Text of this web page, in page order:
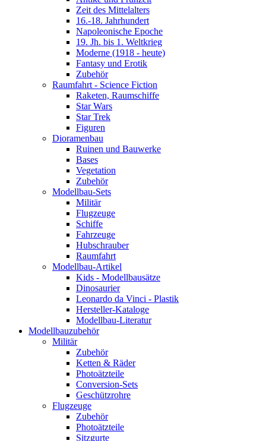
Zeit des Mittelalters
16.-18. Jahrhundert
Napoleonische Epoche
19. Jh. bis 1. Weltkrieg
Moderne (1918 - heute)
Fantasy und Erotik
Zubehör
Raumfahrt - Science Fiction
Raketen, Raumschiffe
Star Wars
Star Trek
Figuren
Dioramenbau
Ruinen und Bauwerke
Bases
Vegetation
Zubehör
Modellbau-Sets
Militär
Flugzeuge
Schiffe
Fahrzeuge
Hubschrauber
Raumfahrt
Modellbau-Artikel
Kids - Modellbausätze
Dinosaurier
Leonardo da Vinci - Plastik
Hersteller-Kataloge
Modellbau-Literatur
Modellbauzubehör
Militär
Zubehör
Ketten & Räder
Photoätzteile
Conversion-Sets
Geschützrohre
Flugzeuge
Zubehör
Photoätzteile
Sitzgurte